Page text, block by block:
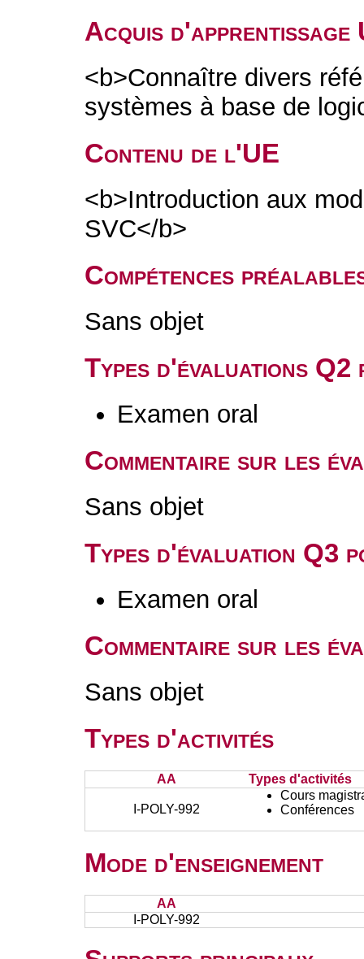
Acquis d'apprentissage
<b>Connaître divers
systèmes à base de
Contenu de l'UE
<b>Introduction aux
SVC</b>
Compétences
Sans objet
Types d'évaluations
Examen oral
Commentaire sur les
Sans objet
Types d'évaluation Q3
Examen oral
Commentaire sur les
Sans objet
Types d'activités
AA Types d'activités
I-POLY-992
Cours
Conférences
Mode d'enseignement
AA
I-POLY-992